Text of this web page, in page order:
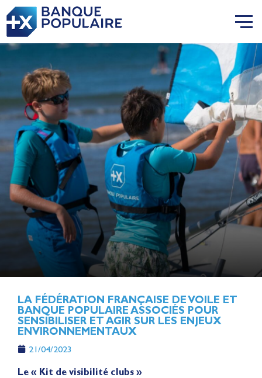
LA FÉDÉRATION FRANÇAISE DE VOILE ET
BANQUE POPULAIRE ASSOCIÉS POUR
SENSIBILISER ET AGIR SUR LES ENJEUX
ENVIRONNEMENTAUX
21/04/2023
Le « Kit de visibilité clubs »